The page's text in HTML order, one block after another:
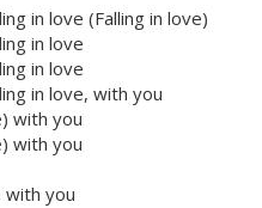
in love (Falling in love)
in love
in love
in love, with you
with you
with you
with you